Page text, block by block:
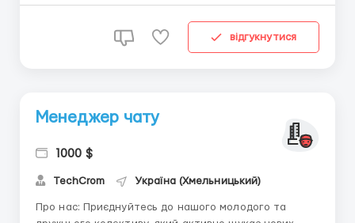
відгукнутися
Менеджер чату
1000 $
TechCrom Україна (Хмельницький)
Про нас: Приєднуйтесь до нашого молодого та